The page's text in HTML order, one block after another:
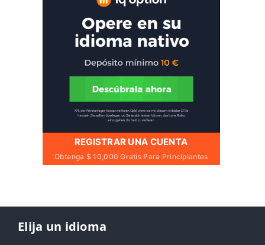
REGISTRAR UNA CUENTA
Obtenga $ 10,000 Gratis Para Principiantes
Elija un idioma